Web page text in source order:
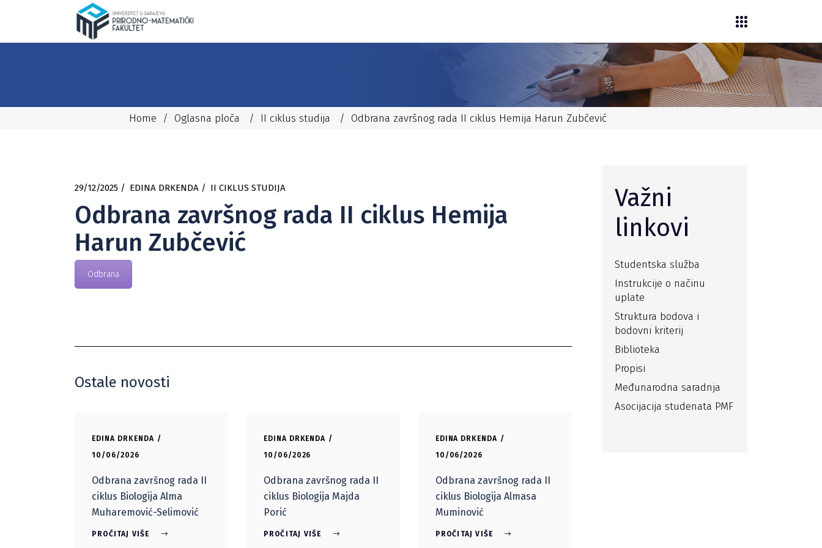
Home / Oglasna ploča / II ciklus studija / Odbrana završnog rada II ciklus Hemija Harun Zubčević
29/12/2025 EDINA DRKENDA II CIKLUS STUDIJA
Odbrana završnog rada II ciklus Hemija
Harun Zubčević
Odbrana
Ostale novosti
EDINA DRKENDA
10/06/2026
Odbrana završnog rada II
ciklus Biologija Alma
Muharemović-Selimović
PROČITAJ VIŠE
EDINA DRKENDA
10/06/2026
Odbrana završnog rada II
ciklus Biologija Majda
Porić
PROČITAJ VIŠE
EDINA DRKENDA
10/06/2026
Odbrana završnog rada II
ciklus Biologija Almasa
Muminović
PROČITAJ VIŠE
Važni
linkovi
Studentska služba
Instrukcije o načinu
uplate
Struktura bodova i
bodovni kriterij
Biblioteka
Propisi
Međunarodna saradnja
Asocijacija studenata PMF